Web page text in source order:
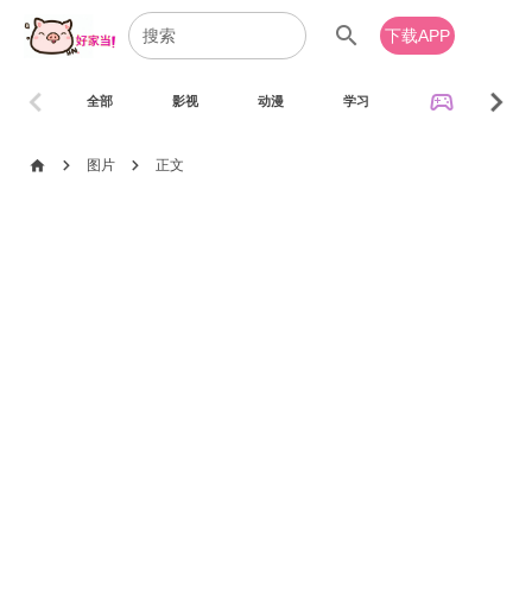
search 下载APP
全部 影视 动漫 学习 sports_esports
chevron_left chevron_right
home chevron_right 图片 chevron_right 正文